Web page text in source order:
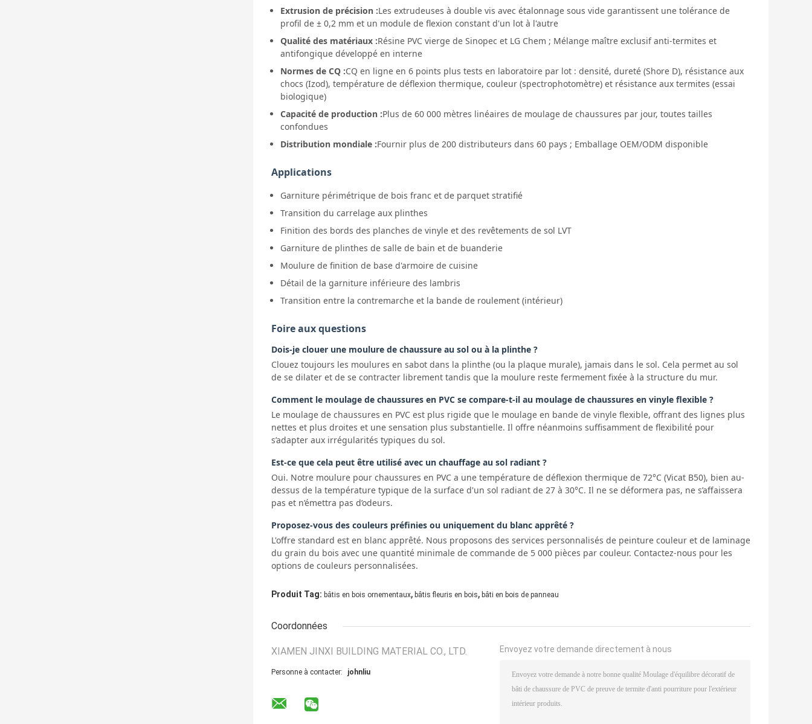
Extrusion de précision :Les extrudeuses à double vis avec étalonnage sous vide garantissent une tolérance de
profil de ± 0,2 mm et un module de flexion constant d'un lot à l'autre
Qualité des matériaux :Résine PVC vierge de Sinopec et LG Chem ; Mélange maître exclusif anti-termites et
antifongique développé en interne
Normes de CQ :CQ en ligne en 6 points plus tests en laboratoire par lot : densité, dureté (Shore D), résistance aux
chocs (Izod), température de déflexion thermique, couleur (spectrophotomètre) et résistance aux termites (essai
biologique)
Capacité de production :Plus de 60 000 mètres linéaires de moulage de chaussures par jour, toutes tailles
confondues
Distribution mondiale :Fournir plus de 200 distributeurs dans 60 pays ; Emballage OEM/ODM disponible
Applications
Garniture périmétrique de bois franc et de parquet stratifié
Transition du carrelage aux plinthes
Finition des bords des planches de vinyle et des revêtements de sol LVT
Garniture de plinthes de salle de bain et de buanderie
Moulure de finition de base d'armoire de cuisine
Détail de la garniture inférieure des lambris
Transition entre la contremarche et la bande de roulement (intérieur)
Foire aux questions
Dois-je clouer une moulure de chaussure au sol ou à la plinthe ?
Clouez toujours les moulures en sabot dans la plinthe (ou la plaque murale), jamais dans le sol. Cela permet au sol
de se dilater et de se contracter librement tandis que la moulure reste fermement fixée à la structure du mur.
Comment le moulage de chaussures en PVC se compare-t-il au moulage de chaussures en vinyle flexible ?
Le moulage de chaussures en PVC est plus rigide que le moulage en bande de vinyle flexible, offrant des lignes plus
nettes et plus droites et une sensation plus substantielle. Il offre néanmoins suffisamment de flexibilité pour
s’adapter aux irrégularités typiques du sol.
Est-ce que cela peut être utilisé avec un chauffage au sol radiant ?
Oui. Notre moulure pour chaussures en PVC a une température de déflexion thermique de 72°C (Vicat B50), bien au-
dessus de la température typique de la surface d'un sol radiant de 27 à 30°C. Il ne se déformera pas, ne s’affaissera
pas et n’émettra pas d’odeurs.
Proposez-vous des couleurs préfinies ou uniquement du blanc apprêté ?
L'offre standard est en blanc apprêté. Nous proposons des services personnalisés de peinture couleur et de laminage
du grain du bois avec une quantité minimale de commande de 5 000 pièces par couleur. Contactez-nous pour les
options de couleurs personnalisées.
Produit Tag: bâtis en bois ornementaux, bâtis fleuris en bois, bâti en bois de panneau
Coordonnées
XIAMEN JINXI BUILDING MATERIAL CO., LTD.
Personne à contacter: johnliu
Envoyez votre demande directement à nous